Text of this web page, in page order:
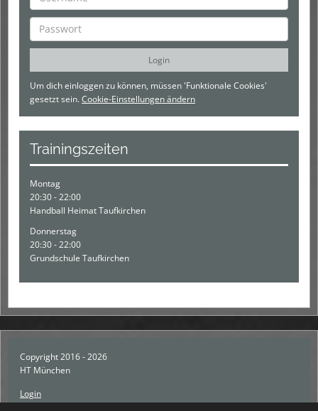
Um dich einloggen zu können, müssen 'Funktionale Cookies'
gesetzt sein.Cookie-Einstellungen ändern
Trainingszeiten
Montag
20:30 - 22:00
Handball Heimat Taufkirchen
Donnerstag
20:30 - 22:00
Grundschule Taufkirchen
Copyright 2016 - 2026
HT München
Login